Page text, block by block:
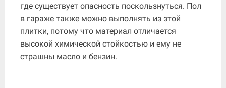
где существует опасность поскользнуться. Пол
в гараже также можно выполнять из этой
плитки, потому что материал отличается
высокой химической стойкостью и ему не
страшны масло и бензин.